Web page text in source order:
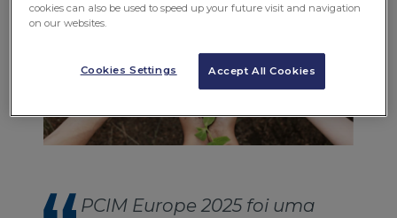
PCIM Europe 2025 foi uma
cookies can also be used to speed up your future visit and navigation
on our websites.
Accept All Cookies
Cookies Settings